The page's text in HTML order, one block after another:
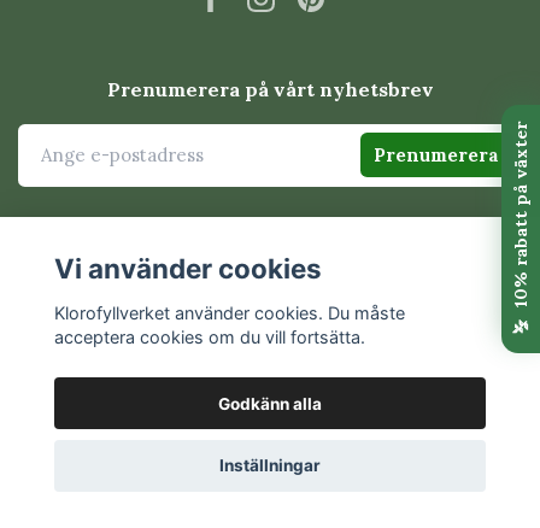
Prenumerera på vårt nyhetsbrev
Prenumerera
© 2026 Klorofyllverket
Vi använder cookies
Klorofyllverket använder cookies. Du måste
acceptera cookies om du vill fortsätta.
Godkänn alla
Inställningar